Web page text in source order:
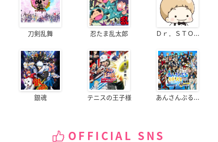
刀剣乱舞 忍たま乱太郎 Ｄｒ．ＳＴＯ...
銀魂 テニスの王子様 あんさんぶる...
OFFICIAL SNS